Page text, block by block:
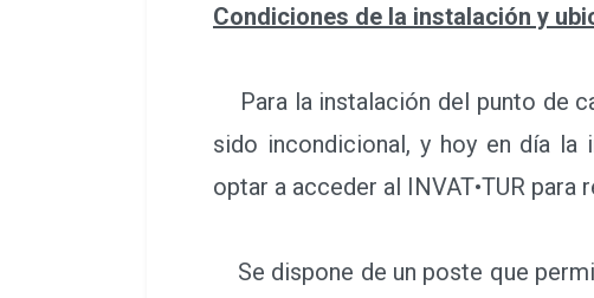
Para la instalación del punto de
optar a acceder al INVAT•TUR
Se dispone de un poste que